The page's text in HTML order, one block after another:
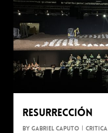
Resurrección
ByGabriel Caputo Critica